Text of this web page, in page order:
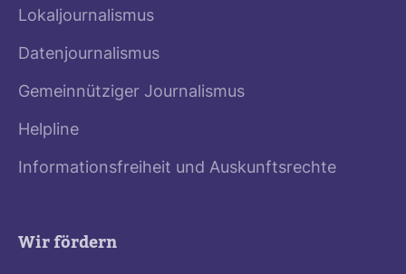
Lokaljournalismus
Datenjournalismus
Gemeinnütziger Journalismus
Helpline
Informationsfreiheit und Auskunftsrechte
Wir fördern